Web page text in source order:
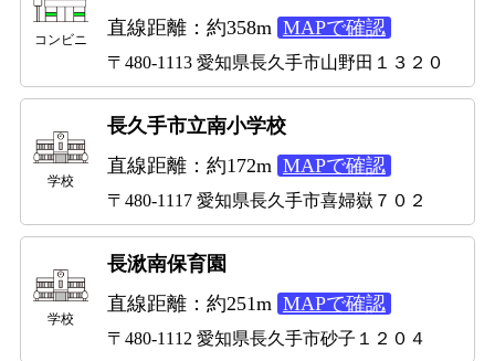
コンビニ
直線距離：約358m MAPで確認
〒480-1113 愛知県長久手市山野田１３２０
学校
長久手市立南小学校
直線距離：約172m MAPで確認
〒480-1117 愛知県長久手市喜婦嶽７０２
学校
長湫南保育園
直線距離：約251m MAPで確認
〒480-1112 愛知県長久手市砂子１２０４